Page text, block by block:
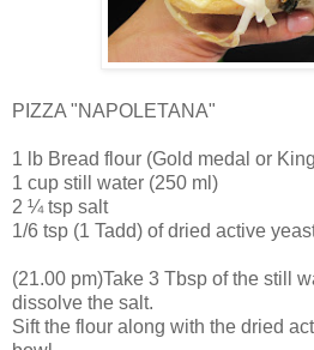
PIZZA "NAPOLETANA"
1 lb Bread flour (Gold medal or
1 cup still water (250 ml)
2 ¼ tsp salt
1/6 tsp (1 Tadd) of dried active
(21.00 pm)Take 3 Tbsp of the still
dissolve the salt.
Sift the flour along with the dried